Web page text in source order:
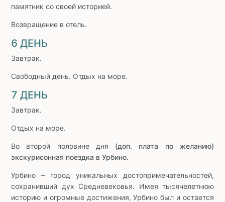
памятник со своей историей.
Возвращение в отель.
6 ДЕНЬ
Завтрак.
Свободный день. Отдых на море.
7 ДЕНЬ
Завтрак.
Отдых на море.
Во второй половине дня (доп. плата по желанию)
экскурисонная поездка в Урбино.
Урбино – город уникальных достопримечательностей,
сохранивший дух Средневековья. Имея тысячелетнюю
историю и огромные достижения, Урбино был и остается